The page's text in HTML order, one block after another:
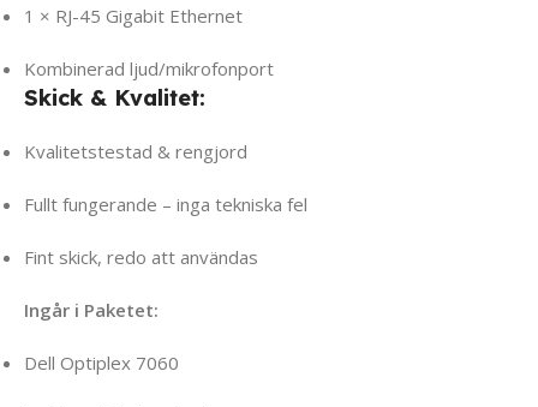
1 × RJ-45 Gigabit Ethernet
Kombinerad ljud/mikrofonport
Skick & Kvalitet:
Kvalitetstestad & rengjord
Fullt fungerande – inga tekniska fel
Fint skick, redo att användas
Ingår i Paketet:
Dell Optiplex 7060